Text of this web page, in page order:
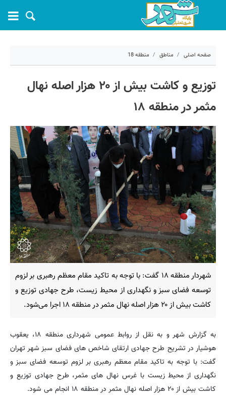
صفحه اصلی مناطق منطقه 18
کد مطلب:
توزیع و کاشت بیش از ۲۰ هزار اصله نهال
مثمر در منطقه ۱۸
شهردار منطقه ۱۸ گفت: با توجه به تاکید مقام معظم رهبری بر لزوم
توسعه فضای سبز و نگهداری از محیط زیست، طرح جهادی توزیع و
کاشت بیش از ۲۰ هزار اصله نهال مثمر در منطقه ۱۸ اجرا می‌شود.
به گزارش شهر و به نقل از روابط عمومی شهرداری منطقه ۱۸، یعقوب
هوشیار در تشریح طرح جهادی ارتقای شاخص های فضای سبز شهر تهران
گفت: با توجه به تاکید مقام معظم رهبری بر لزوم توسعه فضای سبز و
نگهداری از محیط زیست با غرس نهال های مثمر، طرح جهادی توزیع و
کاشت بیش از ۲۰ هزار اصله نهال مثمر در منطقه ۱۸ انجام می شود.